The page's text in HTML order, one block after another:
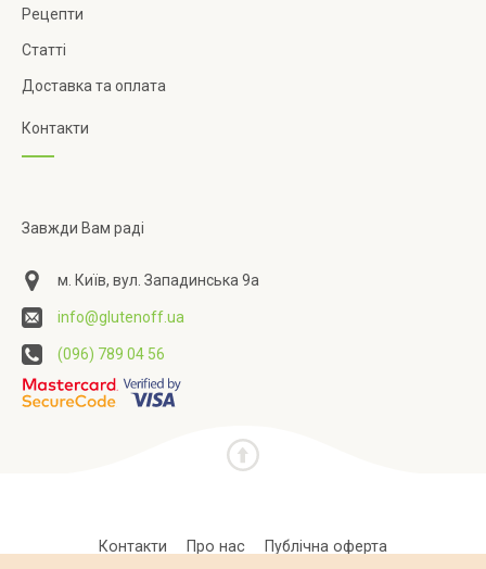
Рецепти
Статті
Доставка та оплата
Контакти
Завжди Вам раді
м. Київ, вул. Западинська 9а
info@glutenoff.ua
(096) 789 04 56
Контакти Про нас Публічна оферта